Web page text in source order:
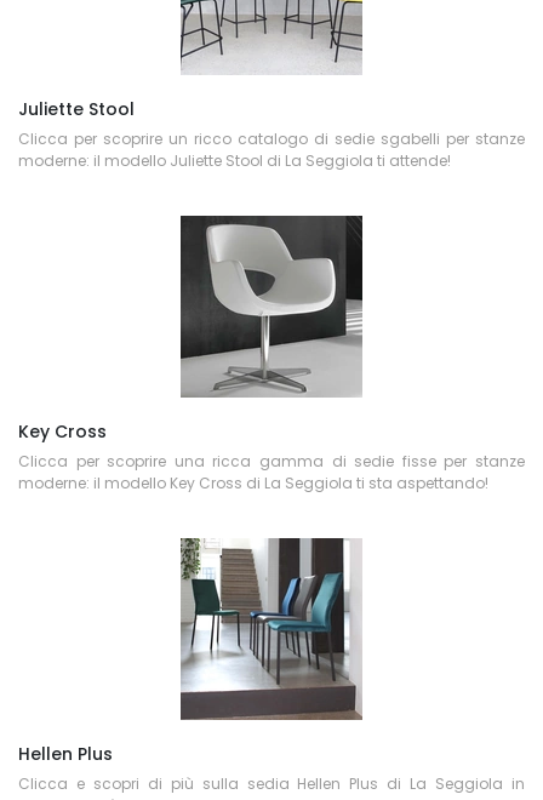
Juliette Stool
Clicca per scoprire un ricco catalogo di sedie sgabelli per stanze
moderne: il modello Juliette Stool di La Seggiola ti attende!
Key Cross
Clicca per scoprire una ricca gamma di sedie fisse per stanze
moderne: il modello Key Cross di La Seggiola ti sta aspettando!
Hellen Plus
Clicca e scopri di più sulla sedia Hellen Plus di La Seggiola in